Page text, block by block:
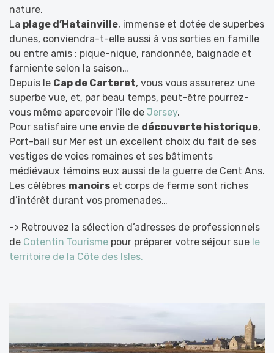
nature.
La plage d’Hatainville, immense et dotée de superbes
dunes, conviendra-t-elle aussi à vos sorties en famille
ou entre amis : pique-nique, randonnée, baignade et
farniente selon la saison…
Depuis le Cap de Carteret, vous vous assurerez une
superbe vue, et, par beau temps, peut-être pourrez-
vous même apercevoir l’île de Jersey.
Pour satisfaire une envie de découverte historique,
Port-bail sur Mer est un excellent choix du fait de ses
vestiges de voies romaines et ses bâtiments
médiévaux témoins eux aussi de la guerre de Cent Ans.
Les célèbres manoirs et corps de ferme sont riches
d’intérêt durant vos promenades…
-> Retrouvez la sélection d’adresses de professionnels
de Cotentin Tourisme pour préparer votre séjour sue le
territoire de la Côte des Isles.